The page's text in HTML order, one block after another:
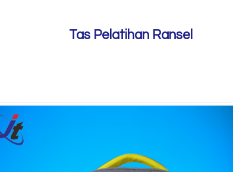
Tas Pelatihan Ransel